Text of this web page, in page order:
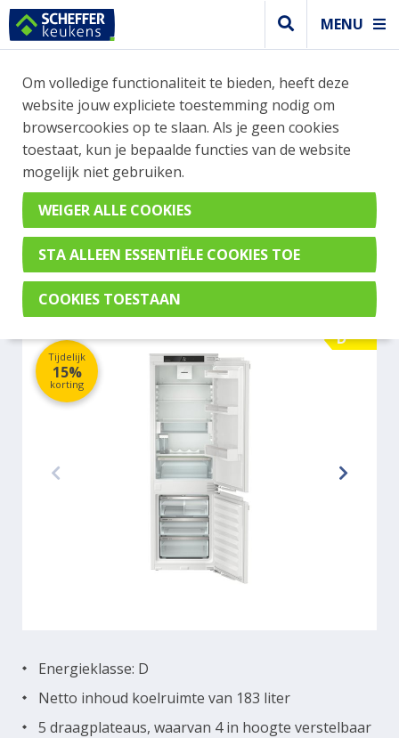
MENU
WEBSHOP BESTELLINGEN
Je kan tijdelijk geen bestelling plaatsen. Wil je je
vast oriënteren? Vergelijk eenvoudig apparaten
en merken met elkaar. Klik hier voor meer
informatie.
Koel- vrieskast
LIEBHERR ICND 5133-22
Tijdelijk
15%
korting
D
Energieklasse: D
Netto inhoud koelruimte van 183 liter
5 draagplateaus, waarvan 4 in hoogte verstelbaar
Om volledige functionaliteit te bieden, heeft deze
website jouw expliciete toestemming nodig om
browsercookies op te slaan. Als je geen cookies
toestaat, kun je bepaalde functies van de website
mogelijk niet gebruiken.